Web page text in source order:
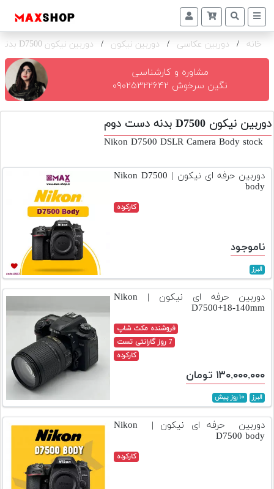
دوربین
و
تجهیزات
و
اکسسوری
دوم
اجاره
دوربین
و
تجهیزات
مکث
دست
دوم
لیست
قیمت
دوربین
خانه / دوربین عکاسی / دوربین نیکون / دوربین نیکون D7500 بدنه
مشاوره و کارشناسی
نگین سرخوش ۰۹۰۲۵۳۲۲۶۴۲
دوربین نیکون D7500 بدنه دست دوم
Nikon D7500 DSLR Camera Body stock
دوربین حرفه ای نیکون | Nikon D7500
body
کارکرده
ناموجود
البرز
دوربین حرفه ای نیکون | Nikon
D7500+18-140mm
فروشنده مکث شاپ
7 روز گارانتی تست
کارکرده
۱۳۰,۰۰۰,۰۰۰ تومان
البرز ۱۰ روز پیش
دوربین حرفه ای نیکون | Nikon
D7500 body
کارکرده